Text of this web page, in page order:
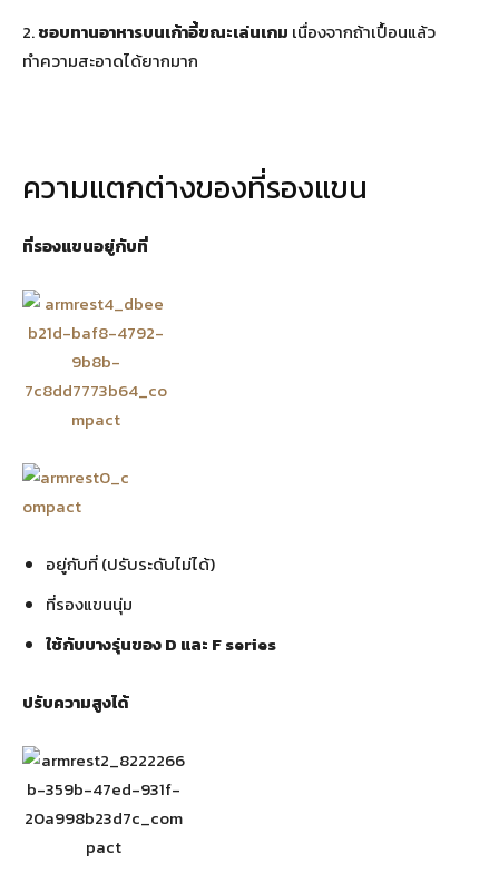
2.ชอบทานอาหารบนเก้าอี้ขณะเล่นเกม เนื่องจากถ้าเปื้อนแล้ว
ทำความสะอาดได้ยากมาก
ความแตกต่างของที่รองแขน
ที่รองแขนอยู่กับที่
อยู่กับที่ (ปรับระดับไม่ได้)
ที่รองแขนนุ่ม
ใช้กับบางรุ่นของ D และ F series
ปรับความสูงได้